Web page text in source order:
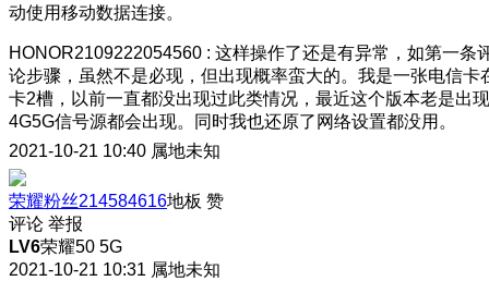
动使用移动数据连接。
HONOR2109222054560 : 这样操作了还是有异常，如第一条
论步骤，虽然不是必现，但出现概率蛮大的。我是一张电信卡
卡2槽，以前一直都没出现过此类情况，最近这个版本老是出现
4G5G信号源都会出现。同时我也还原了网络设置都没用。
2021-10-21 10:40 属地未知
荣耀粉丝214584616地板 赞
评论 举报
LV6荣耀50 5G
2021-10-21 10:31 属地未知